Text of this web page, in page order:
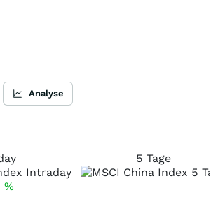
Analyse
%
5 Tage